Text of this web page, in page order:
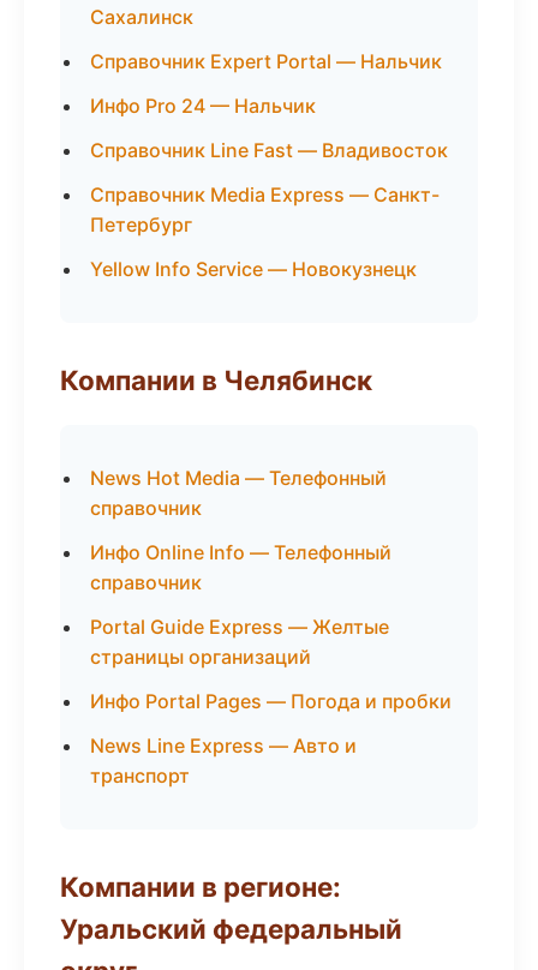
Сахалинск
Справочник Expert Portal — Нальчик
Инфо Pro 24 — Нальчик
Справочник Line Fast — Владивосток
Справочник Media Express — Санкт-
Петербург
Yellow Info Service — Новокузнецк
Компании в Челябинск
News Hot Media — Телефонный
справочник
Инфо Online Info — Телефонный
справочник
Portal Guide Express — Желтые
страницы организаций
Инфо Portal Pages — Погода и пробки
News Line Express — Авто и
транспорт
Компании в регионе:
Уральский федеральный